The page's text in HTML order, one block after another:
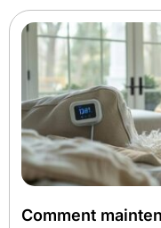
Comment